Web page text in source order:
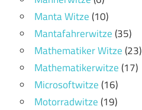
Manta Witze(10)
Mantafahrerwitze(35)
Mathematiker Witze(23)
Mathematikerwitze(17)
Microsoftwitze(16)
Motorradwitze(19)